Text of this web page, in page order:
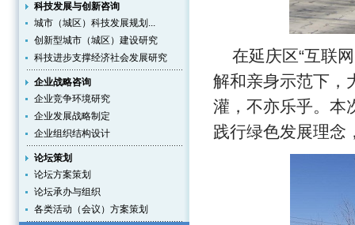
科技发展与创新咨询
城市（城区）科技发展规划...
创新型城市（城区）建设研究
科技进步支撑经济社会发展研究
企业战略咨询
企业竞争环境研究
企业发展战略制定
企业组织结构设计
论坛策划
论坛方案策划
论坛承办与组织
各类活动（会议）方案策划
在延庆区“互联
解和亲身示范下，
灌，不亦乐乎。本
践行绿色发展理念